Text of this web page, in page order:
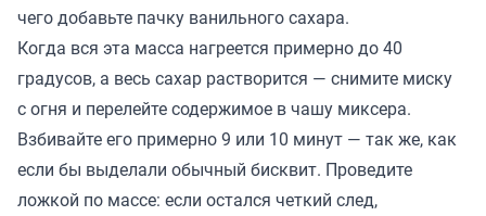
чего добавьте пачку ванильного сахара.
Когда вся эта масса нагреется примерно до 40
градусов, а весь сахар растворится — снимите миску
с огня и перелейте содержимое в чашу миксера.
Взбивайте его примерно 9 или 10 минут — так же, как
если бы выделали обычный бисквит. Проведите
ложкой по массе: если остался четкий след,